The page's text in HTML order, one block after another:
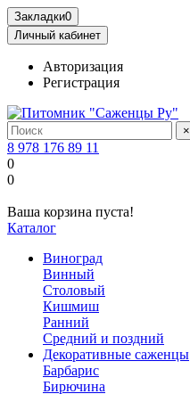
Закладки0
Личный кабинет
Авторизация
Регистрация
×
8 978 176 89 11
0
0
Ваша корзина пуста!
Каталог
Виноград
Винный
Столовый
Кишмиш
Ранний
Средний и поздний
Декоративные саженцы
Барбарис
Бирючина